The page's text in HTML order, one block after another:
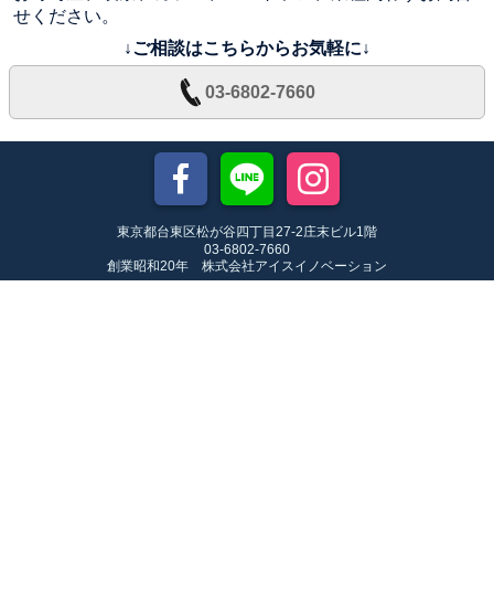
せください。
↓ご相談はこちらからお気軽に↓
03-6802-7660
東京都台東区松が谷四丁目27-2庄末ビル1階
03-6802-7660
創業昭和20年 株式会社アイスイノベーション